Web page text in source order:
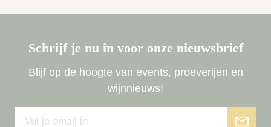
Schrijf je nu in voor onze nieuwsbrief
Blijf op de hoogte van events, proeverijen en
wijnnieuws!